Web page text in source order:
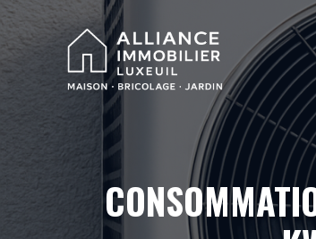
Aller
au
contenu